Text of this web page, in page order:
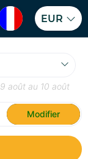
EUR
9 août au 10 août
Modifier